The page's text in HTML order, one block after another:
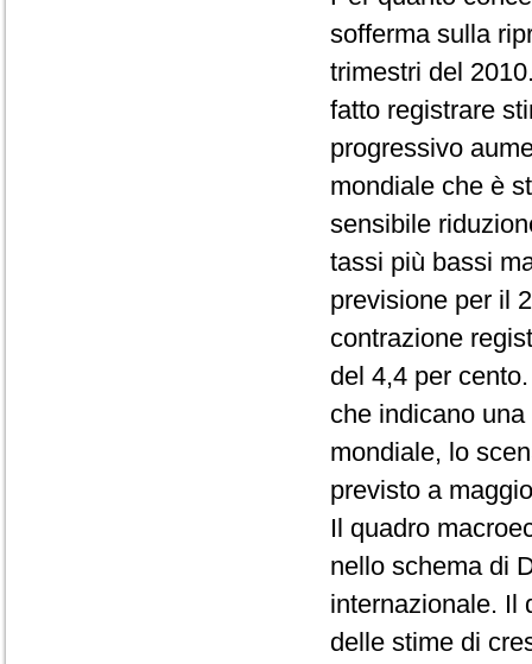
sofferma sulla
trimestri del
fatto registrare
progressivo
mondiale che è
sensibile
tassi più bassi
previsione per il
contrazione
del 4,4 per
che indicano
mondiale, lo
previsto a
Il quadro
nello schema di
internazionale. Il
delle stime di